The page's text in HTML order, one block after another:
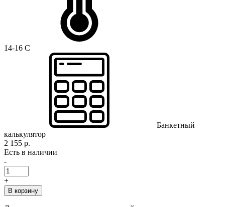
14-16 C
Банкетный
калькулятор
2 155 р.
Есть в наличии
-
+
В корзину